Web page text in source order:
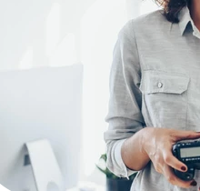
Bringe dein Unternehmen noch
Website erstellen lassen Sehr
Unser Website-Service erstellt Ihre